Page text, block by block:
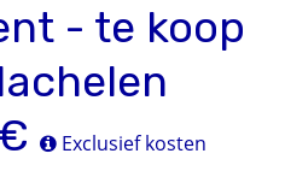
- te koop
Exclusief kosten